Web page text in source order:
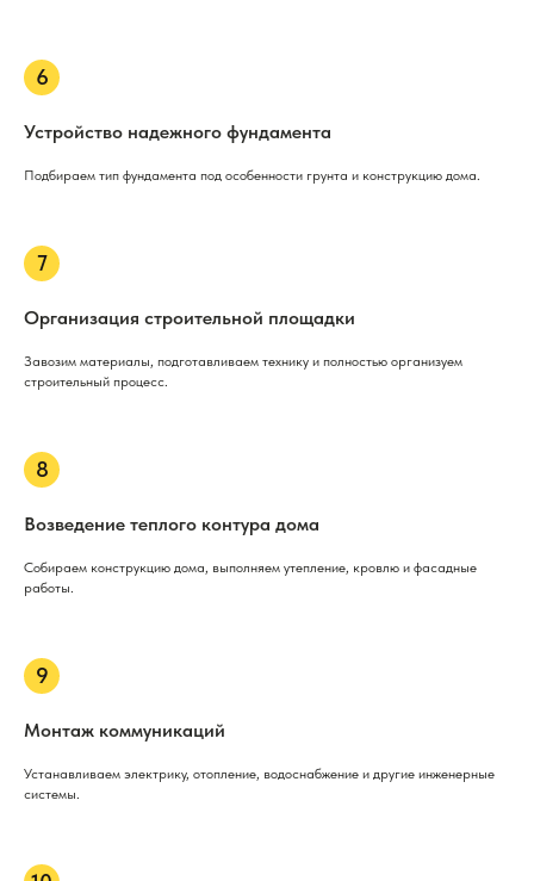
Устройство надежного фундамента
Подбираем тип фундамента под особенности грунта и конструкцию дома.
Организация строительной площадки
Завозим материалы, подготавливаем технику и полностью организуем
строительный процесс.
Возведение теплого контура дома
Собираем конструкцию дома, выполняем утепление, кровлю и фасадные
работы.
Монтаж коммуникаций
Устанавливаем электрику, отопление, водоснабжение и другие инженерные
системы.